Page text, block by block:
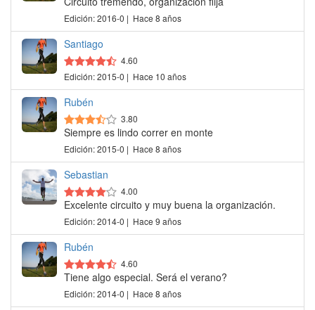
Edición: 2016-0 | Hace 8 años
Santiago
4.60
Edición: 2015-0 | Hace 10 años
Rubén
3.80
Siempre es lindo correr en monte
Edición: 2015-0 | Hace 8 años
Sebastian
4.00
Excelente circuito y muy buena la organización.
Edición: 2014-0 | Hace 9 años
Rubén
4.60
Tiene algo especial. Será el verano?
Edición: 2014-0 | Hace 8 años